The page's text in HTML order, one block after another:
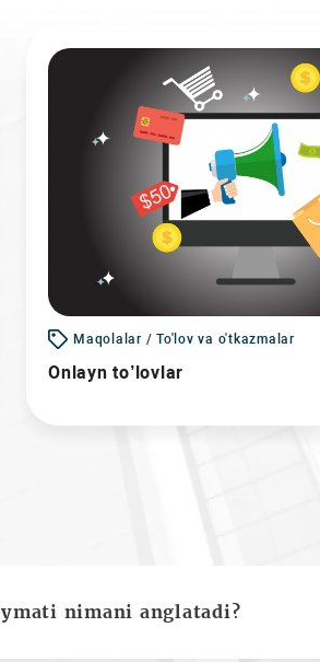
Maqolalar / To'lov va o'tkazmalar
Onlayn to’lovlar
nimani anglatadi?